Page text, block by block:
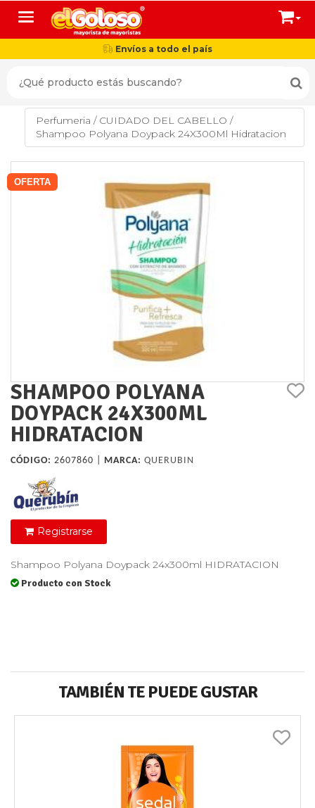
Toggle navigation
Envíos a todo el país
Perfumeria / CUIDADO DEL CABELLO /
Shampoo Polyana Doypack 24X300Ml Hidratacion
OFERTA
SHAMPOO POLYANA
DOYPACK 24X300ML
HIDRATACION
CÓDIGO: 2607860 | MARCA: QUERUBIN
Registrarse
Shampoo Polyana Doypack 24x300ml HIDRATACION
Producto con Stock
TAMBIÉN TE PUEDE GUSTAR